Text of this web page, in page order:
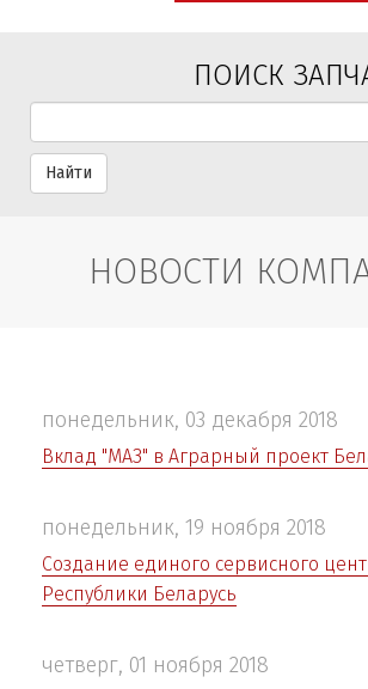
ПОИСК
Найти
НОВОСТИ
понедельник, 03 декабря 2018
Вклад "МАЗ" в Аграрный проект
понедельник, 19 ноября 2018
Cоздание единого сервисного
Республики Беларусь
четверг, 01 ноября 2018